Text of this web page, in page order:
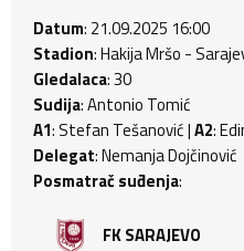
Datum: 21.09.2025 16:00
Stadion: Hakija Mršo -
Gledalaca: 30
Sudija: Antonio Tomić
A1: Stefan Tešanović |A2:
Delegat: Nemanja Dojčinović
Posmatrač suđenja:
FK SARAJEVO